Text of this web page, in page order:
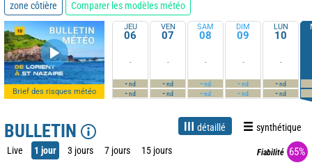
zone côtière Comparer les modèles météo
Brief des risques météo
JEU
06
-
-nd
-nd
VEN
07
-
-nd
-nd
SAM
08
-
-nd
-nd
DIM
09
-
-nd
-nd
LUN
10
-
-nd
-nd
BULLETIN détaillé synthétique
Live 1 jour 3 jours 7 jours 15 jours Fiabilité 65%